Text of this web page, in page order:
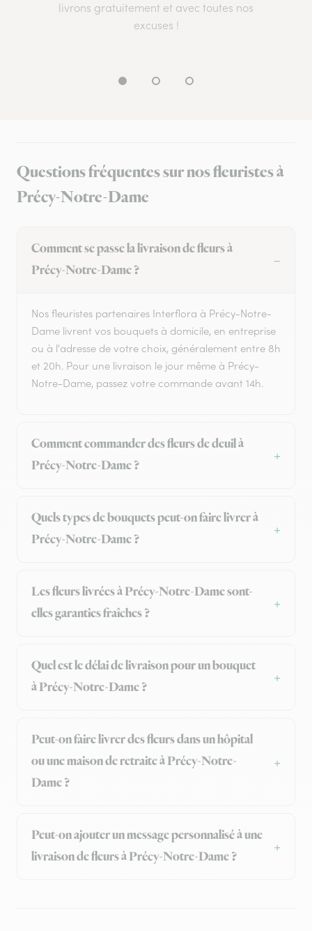
livrons gratuitement et avec toutes nos
excuses !
Questions fréquentes sur nos fleuristes à
Précy-Notre-Dame
Comment se passe la livraison de fleurs à
Précy-Notre-Dame ?
Nos fleuristes partenaires Interflora à Précy-Notre-
Dame livrent vos bouquets à domicile, en entreprise
ou à l'adresse de votre choix, généralement entre 8h
et 20h. Pour une livraison le jour même à Précy-
Notre-Dame, passez votre commande avant 14h.
Comment commander des fleurs de deuil à
Précy-Notre-Dame ?
Quels types de bouquets peut-on faire livrer à
Précy-Notre-Dame ?
Les fleurs livrées à Précy-Notre-Dame sont-
elles garanties fraîches ?
Quel est le délai de livraison pour un bouquet
à Précy-Notre-Dame ?
Peut-on faire livrer des fleurs dans un hôpital
ou une maison de retraite à Précy-Notre-
Dame ?
Peut-on ajouter un message personnalisé à une
livraison de fleurs à Précy-Notre-Dame ?